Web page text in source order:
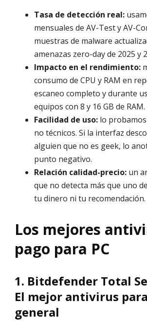
Tasa de detección real:
mensuales de AV-Test y AV-
muestras de malware
amenazas zero-day de 2025 y
Impacto en el rendimiento:
consumo de CPU y RAM en
escaneo completo y durante
equipos con 8 y 16 GB de RAM.
Facilidad de uso: lo
no técnicos. Si la interfaz
alguien que no es geek, lo
punto negativo.
Relación calidad-precio: un
que no detecta más que uno
tu dinero ni tu recomendación.
Los mejores
pago para PC
1. Bitdefender Total
El mejor antivirus para
general